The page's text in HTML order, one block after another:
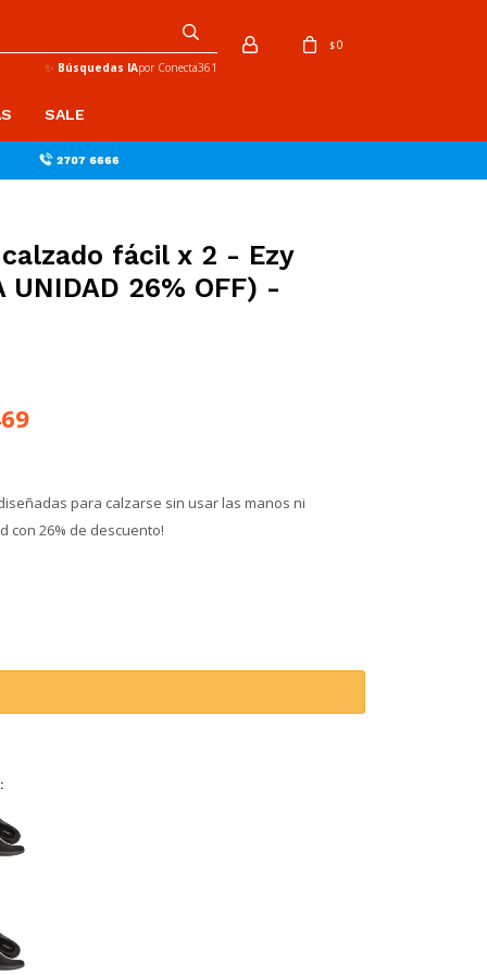
SALE
✨ Búsquedas IApor Conecta361
$0
fácil x 2 - Ezy
UNIDAD 26% OFF) -
para calzarse sin usar las manos ni
con 26% de descuento!